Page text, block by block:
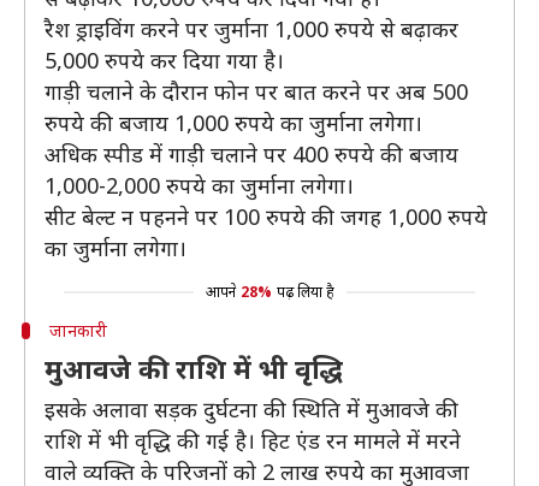
रैश ड्राइविंग करने पर जुर्माना 1,000 रुपये से बढ़ाकर
5,000 रुपये कर दिया गया है।
गाड़ी चलाने के दौरान फोन पर बात करने पर अब 500
रुपये की बजाय 1,000 रुपये का जुर्माना लगेगा।
अधिक स्पीड में गाड़ी चलाने पर 400 रुपये की बजाय
1,000-2,000 रुपये का जुर्माना लगेगा।
सीट बेल्ट न पहनने पर 100 रुपये की जगह 1,000 रुपये
का जुर्माना लगेगा।
आपने 28% पढ़ लिया है
जानकारी
मुआवजे की राशि में भी वृद्धि
इसके अलावा सड़क दुर्घटना की स्थिति में मुआवजे की
राशि में भी वृद्धि की गई है। हिट एंड रन मामले में मरने
वाले व्यक्ति के परिजनों को 2 लाख रुपये का मुआवजा